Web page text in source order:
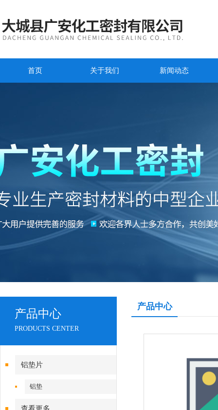
首页 关于我们 新闻动态
产品中心
PRODUCTS CENTER
铝垫片
铝垫
产品中心